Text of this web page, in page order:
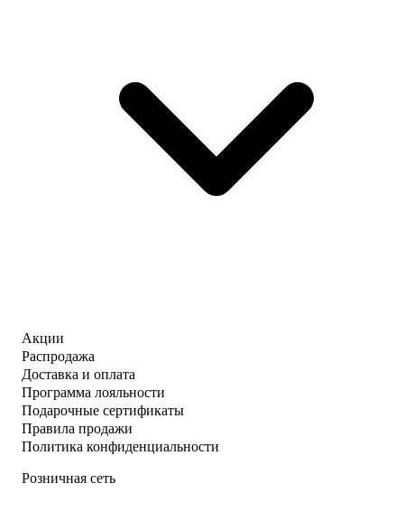
Акции
Распродажа
Доставка и оплата
Программа лояльности
Подарочные сертификаты
Правила продажи
Политика конфиденциальности
Розничная сеть